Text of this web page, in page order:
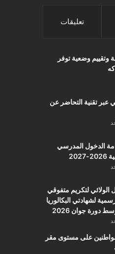
تعليقات
وتقييم وضعية توفر
عبر تقنية التحاضر عن
الدخول المدرسي
الولائي لتكريم متفوقي
لشهادتي البكالوريا
دورة جوان 2026
على مستوى مقر